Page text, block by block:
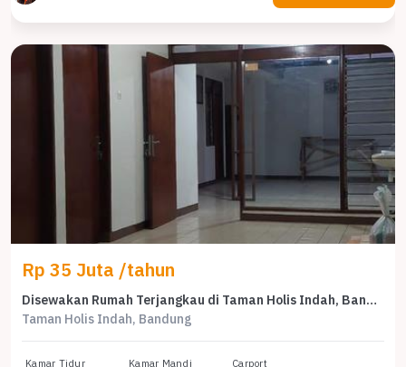
Rp 35 Juta /tahun
Disewakan Rumah Terjangkau di Taman Holis Indah, Bandung, LT 114m²
Taman Holis Indah, Bandung
Kamar Tidur Kamar Mandi Carport